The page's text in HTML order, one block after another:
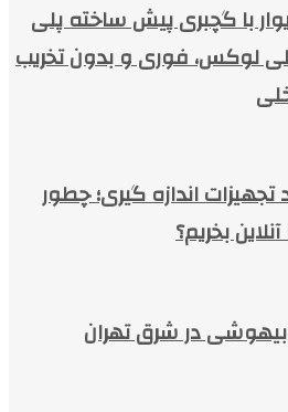
با گچبری پیش ساخته پلی
لوکس، فوری و بدون تخریب
تجهیزات اندازه گیری؛ چطور
بخریم؟
در شرق تهران